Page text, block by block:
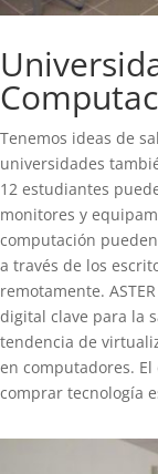
Tenemos ideas de
universidades
12 estudiantes
monitores y
computación
a través de los
remotamente.
digital clave para la
tendencia de
en computadores.
comprar tecnología